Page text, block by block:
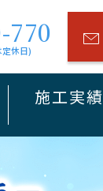
770
定休日)
施工実績